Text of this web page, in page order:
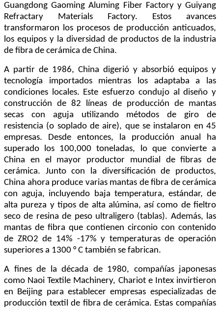
Guangdong Gaoming Aluming Fiber Factory y Guiyang
Refractary Materials Factory. Estos avances
transformaron los procesos de producción anticuados,
los equipos y la diversidad de productos de la industria
de fibra de cerámica de China.
A partir de 1986, China digerió y absorbió equipos y
tecnología importados mientras los adaptaba a las
condiciones locales. Este esfuerzo condujo al diseño y
construcción de 82 líneas de producción de mantas
secas con aguja utilizando métodos de giro de
resistencia (o soplado de aire), que se instalaron en 45
empresas. Desde entonces, la producción anual ha
superado los 100,000 toneladas, lo que convierte a
China en el mayor productor mundial de fibras de
cerámica. Junto con la diversificación de productos,
China ahora produce varias mantas de fibra de cerámica
con aguja, incluyendo baja temperatura, estándar, de
alta pureza y tipos de alta alúmina, así como de fieltro
seco de resina de peso ultraligero (tablas). Además, las
mantas de fibra que contienen circonio con contenido
de ZRO2 de 14% -17% y temperaturas de operación
superiores a 1300 ° C también se fabrican.
A fines de la década de 1980, compañías japonesas
como Naoi Textile Machinery, Chariot e Intex invirtieron
en Beijing para establecer empresas especializadas de
producción textil de fibra de cerámica. Estas compañías